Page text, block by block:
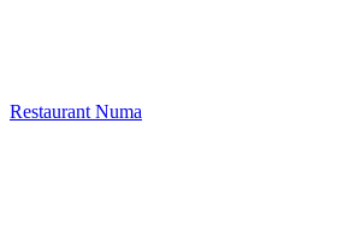
Restaurant Numa